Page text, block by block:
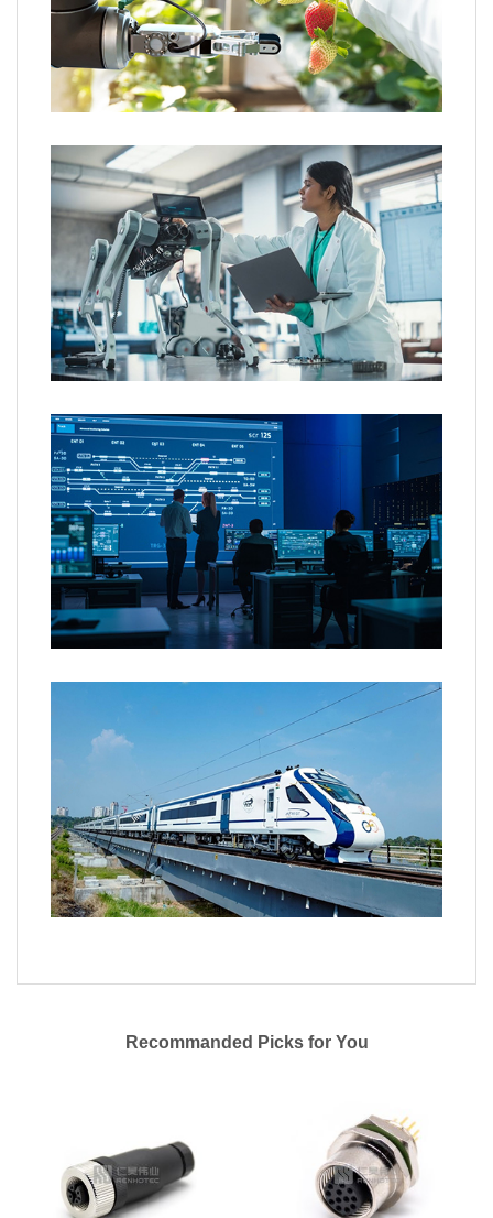
Recommanded Picks for You